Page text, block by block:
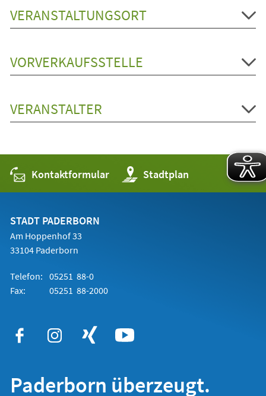
VERANSTALTUNGSORT
VORVERKAUFSSTELLE
VERANSTALTER
Kontaktformular Stadtplan
(Öffnet
in
einem
STADT PADERBORN
Am Hoppenhof 33
33104 Paderborn
Telefon: 05251 88-0
Fax:
05251 88-2000
Paderborn überzeugt.